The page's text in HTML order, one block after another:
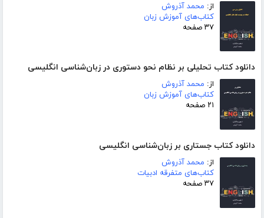
از: محمد آذروش
کتاب‌های آموزش زبان
۳۷ صفحه
دانلود کتاب تحلیلی بر نظام نحو دستوری در زبان‌شناسی انگلیسی
از: محمد آذروش
کتاب‌های آموزش زبان
۲۱ صفحه
دانلود کتاب جستاری بر زبان‌شناسی انگلیسی
از: محمد آذروش
کتاب‌های متفرقه ادبیات
۳۷ صفحه